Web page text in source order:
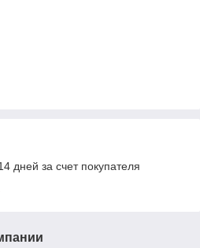
дней за счет покупателя